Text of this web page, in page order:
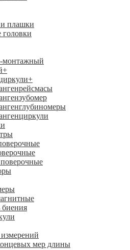
плашки
головки
монтажный
+
+
биения
мер длины